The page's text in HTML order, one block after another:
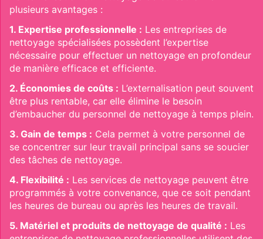
plusieurs avantages :
1. Expertise professionnelle : Les entreprises de
nettoyage spécialisées possèdent l’expertise
nécessaire pour effectuer un nettoyage en profondeur
de manière efficace et efficiente.
2. Économies de coûts : L’externalisation peut souvent
être plus rentable, car elle élimine le besoin
d’embaucher du personnel de nettoyage à temps plein.
3. Gain de temps : Cela permet à votre personnel de
se concentrer sur leur travail principal sans se soucier
des tâches de nettoyage.
4. Flexibilité : Les services de nettoyage peuvent être
programmés à votre convenance, que ce soit pendant
les heures de bureau ou après les heures de travail.
5. Matériel et produits de nettoyage de qualité : Les